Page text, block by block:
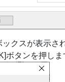
クスが表示さ
ボタンを押しま